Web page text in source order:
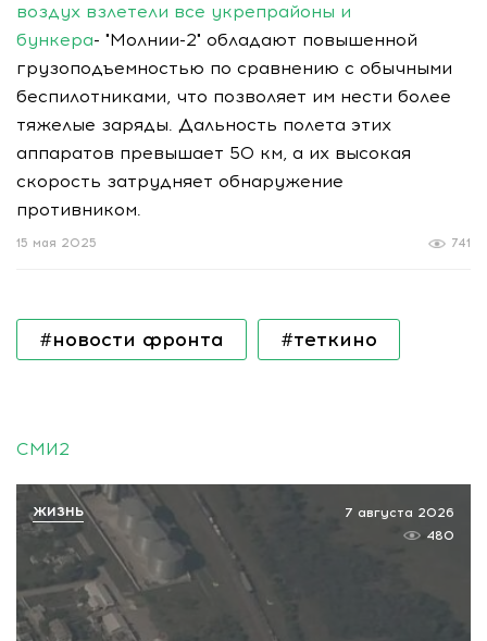
воздух взлетели все укрепрайоны и
бункера- "Молнии-2" обладают повышенной
грузоподъемностью по сравнению с обычными
беспилотниками, что позволяет им нести более
тяжелые заряды. Дальность полета этих
аппаратов превышает 50 км, а их высокая
скорость затрудняет обнаружение
противником.
741
15 мая 2025
#новости фронта #теткино
СМИ2
7 августа 2026
480
ЖИЗНЬ